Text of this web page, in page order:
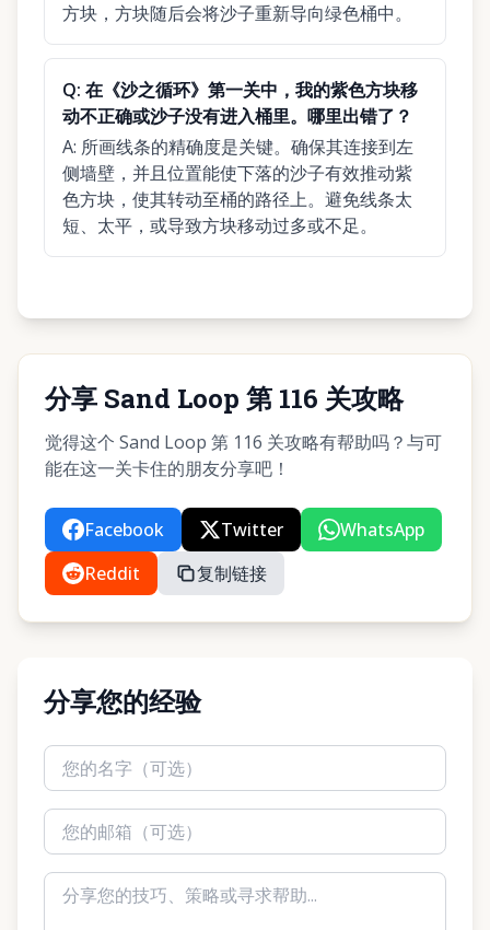
方块，方块随后会将沙子重新导向绿色桶中。
Q: 在《沙之循环》第一关中，我的紫色方块移
动不正确或沙子没有进入桶里。哪里出错了？
A: 所画线条的精确度是关键。确保其连接到左
侧墙壁，并且位置能使下落的沙子有效推动紫
色方块，使其转动至桶的路径上。避免线条太
短、太平，或导致方块移动过多或不足。
分享 Sand Loop 第 116 关攻略
觉得这个 Sand Loop 第 116 关攻略有帮助吗？与可
能在这一关卡住的朋友分享吧！
Facebook Twitter
WhatsApp
Reddit
复制链接
分享您的经验